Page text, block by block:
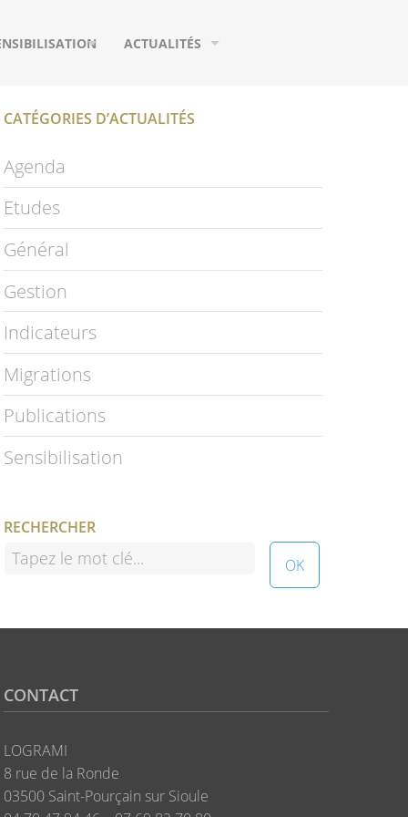
ACTUALITÉS
MIGRATIONS
CATÉGORIES D’ACTUALITÉS
Agenda
Etudes
Général
Gestion
Indicateurs
Migrations
Publications
Sensibilisation
RECHERCHER
CONTACT
LOGRAMI
8 rue de la Ronde
03500 Saint-Pourçain sur Sioule